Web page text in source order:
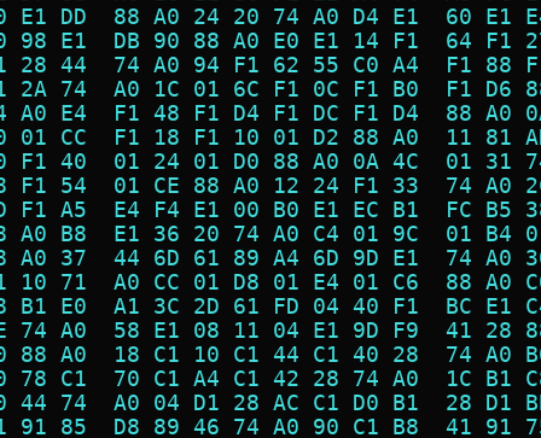
E1 DD  88 A0 24 20 74 A0 D4 E1  60
98 E1  DB 90 88 A0 E0 E1 14 F1  64
28 44  74 A0 94 F1 62 55 C0 A4  F1
2A 74  A0 1C 01 6C F1 0C F1 B0  F1
A0 E4  F1 48 F1 D4 F1 DC F1 D4  88
01 CC  F1 18 F1 10 01 D2 88 A0  11
F1 40  01 24 01 D0 88 A0 0A 4C  01
F1 54  01 CE 88 A0 12 24 F1 33  74
F1 A5  E4 F4 E1 00 B0 E1 EC B1  FC
A0 B8  E1 36 20 74 A0 C4 01 9C  01
A0 37  44 6D 61 89 A4 6D 9D E1  74
10 71  A0 CC 01 D8 01 E4 01 C6  88
B1 E0  A1 3C 2D 61 FD 04 40 F1  BC
74 A0  58 E1 08 11 04 E1 9D F9  41
88 A0  18 C1 10 C1 44 C1 40 28  74
78 C1  70 C1 A4 C1 42 28 74 A0  1C
44 74  A0 04 D1 28 AC C1 D0 B1  28
91 85  D8 89 46 74 A0 90 C1 B8  41